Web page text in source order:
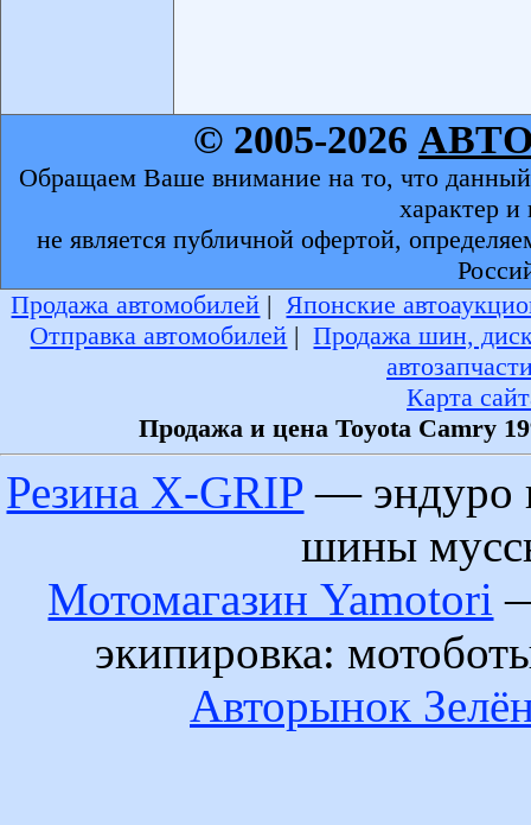
© 2005-2026
Обращаем Ваше внимание на то, что
характер
не является публичной офертой,
Продажа автомобилей | Японские
Отправка автомобилей |Продажа шин,
Карта
Продажа и цена Toyota Camry
Резина X-GRIP — эндуро
шины
Мотомагазин Yamotori
экипировка:
Авторынок